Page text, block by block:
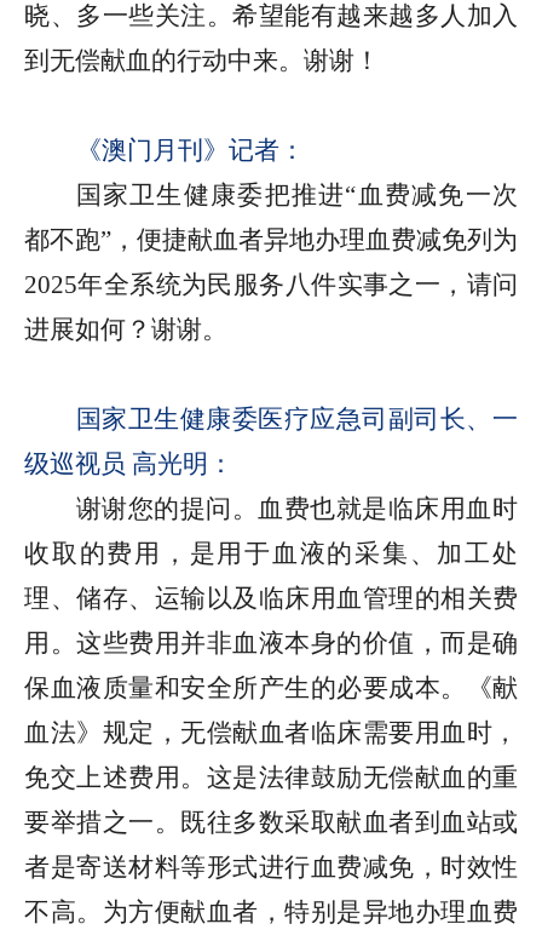
晓、多一些关注。希望能有越来越多人加入
到无偿献血的行动中来。谢谢！
《澳门月刊》记者：
国家卫生健康委把推进“血费减免一次
都不跑”，便捷献血者异地办理血费减免列为
2025年全系统为民服务八件实事之一，请问
进展如何？谢谢。
国家卫生健康委医疗应急司副司长、一
级巡视员 高光明：
谢谢您的提问。血费也就是临床用血时
收取的费用，是用于血液的采集、加工处
理、储存、运输以及临床用血管理的相关费
用。这些费用并非血液本身的价值，而是确
保血液质量和安全所产生的必要成本。《献
血法》规定，无偿献血者临床需要用血时，
免交上述费用。这是法律鼓励无偿献血的重
要举措之一。既往多数采取献血者到血站或
者是寄送材料等形式进行血费减免，时效性
不高。为方便献血者，特别是异地办理血费